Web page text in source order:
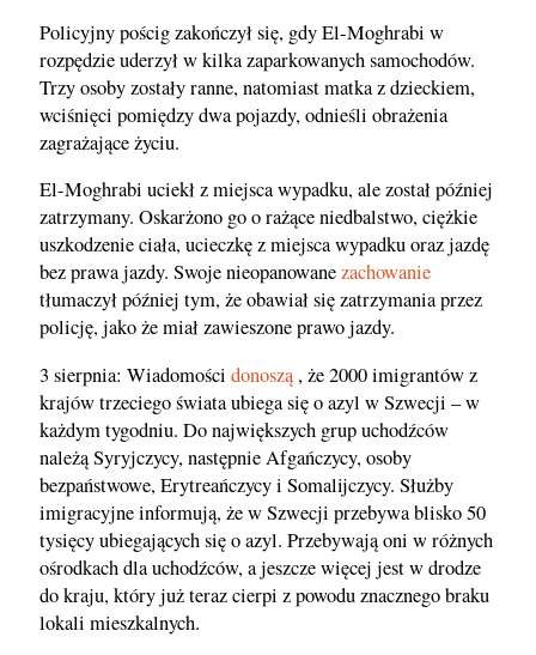
Policyjny pościg zakończył się, gdy El-Moghrabi w
rozpędzie uderzył w kilka zaparkowanych samochodów.
Trzy osoby zostały ranne, natomiast matka z dzieckiem,
wciśnięci pomiędzy dwa pojazdy, odnieśli obrażenia
zagrażające życiu.
El-Moghrabi uciekł z miejsca wypadku, ale został później
zatrzymany. Oskarżono go o rażące niedbalstwo, ciężkie
uszkodzenie ciała, ucieczkę z miejsca wypadku oraz jazdę
bez prawa jazdy. Swoje nieopanowanezachowanie
tłumaczył później tym, że obawiał się zatrzymania przez
policję, jako że miał zawieszone prawo jazdy.
3 sierpnia: Wiadomości donoszą , że 2000 imigrantów z
krajów trzeciego świata ubiega się o azyl w Szwecji – w
każdym tygodniu. Do największych grup uchodźców
należą Syryjczycy, następnie Afgańczycy, osoby
bezpaństwowe, Erytreańczycy i Somalijczycy. Służby
imigracyjne informują, że w Szwecji przebywa blisko 50
tysięcy ubiegających się o azyl. Przebywają oni w różnych
ośrodkach dla uchodźców, a jeszcze więcej jest w drodze
do kraju, który już teraz cierpi z powodu znacznego braku
lokali mieszkalnych.